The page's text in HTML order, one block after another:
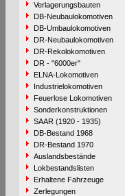
Verlagerungsbauten
DB-Neubaulokomotiven
DB-Umbaulokomotiven
DR-Neubaulokomotiven
DR-Rekolokomotiven
DR - "6000er"
ELNA-Lokomotiven
Industrielokomotiven
Feuerlose Lokomotiven
Sonderkonstruktionen
SAAR (1920 - 1935)
DB-Bestand 1968
DR-Bestand 1970
Auslandsbestände
Lokbestandslisten
Erhaltene Fahrzeuge
Zerlegungen